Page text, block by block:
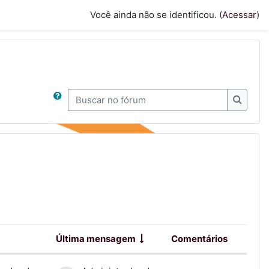
Você ainda não se identificou. (Acessar)
Buscar no fórum
Buscar
Última mensagem
Comentários
Ações